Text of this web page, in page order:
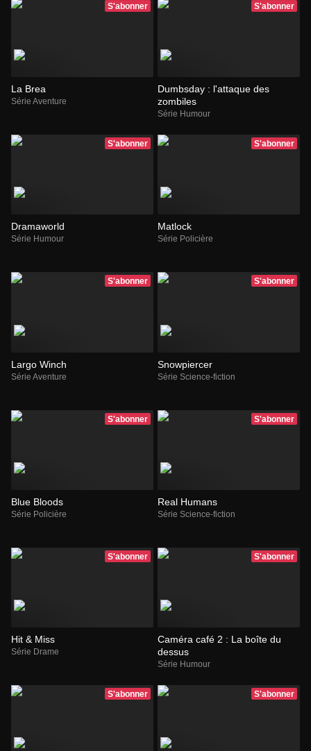
S'abonner
La Brea
Série Aventure
S'abonner
Dumbsday : l'attaque des
zombiles
Série Humour
S'abonner
Dramaworld
Série Humour
S'abonner
Matlock
Série Policière
S'abonner
Largo Winch
Série Aventure
S'abonner
Snowpiercer
Série Science-fiction
S'abonner
Blue Bloods
Série Policière
S'abonner
Real Humans
Série Science-fiction
S'abonner
Hit & Miss
Série Drame
S'abonner
Caméra café 2 : La boîte du
dessus
Série Humour
S'abonner S'abonner